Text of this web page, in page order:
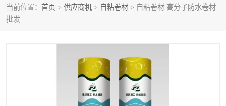
当前位置： 首页 > 供应商机 > 自粘卷材 > 自粘卷材 高分子防水卷材
批发